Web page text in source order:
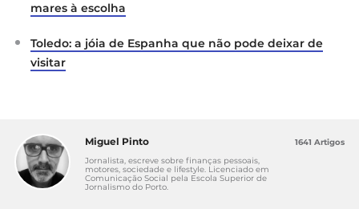
mares à escolha
Toledo: a jóia de Espanha que não pode deixar de
visitar
Miguel Pinto
Jornalista, escreve sobre finanças pessoais,
motores, sociedade e lifestyle. Licenciado em
Comunicação Social pela Escola Superior de
Jornalismo do Porto.
1641 Artigos